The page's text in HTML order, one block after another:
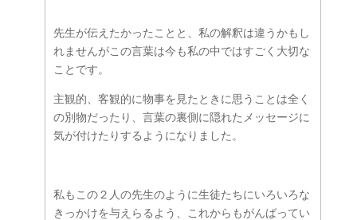
先生が伝えたかったことと、私の解釈は違うかもし
れませんがこの言葉は今も私の中ではすごく大切な
ことです。
主観的、客観的に物事を見たときに思うことは全く
の別物だったり、言葉の裏側に隠れたメッセージに
気が付けたりするようになりました。
私もこの２人の先生のように生徒たちにいろいろな
きっかけを与えらるよう、これからもがんばってい